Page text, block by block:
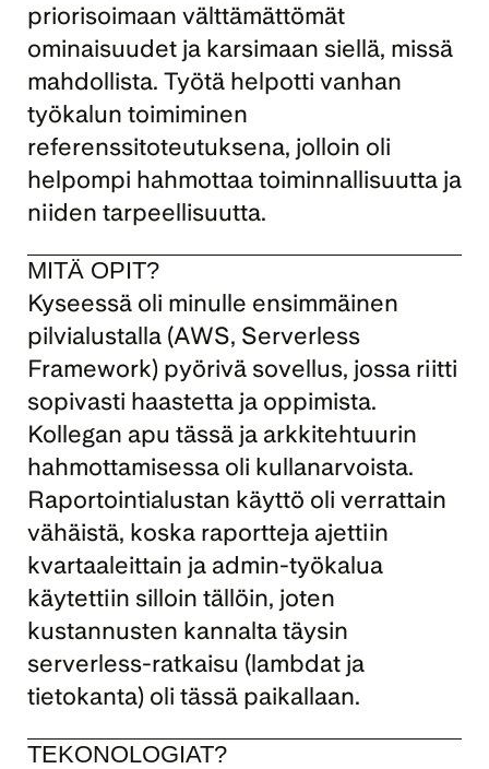
priorisoimaan välttämättömät
ominaisuudet ja karsimaan siellä, missä
mahdollista. Työtä helpotti vanhan
työkalun toimiminen
referenssitoteutuksena, jolloin oli
helpompi hahmottaa toiminnallisuutta ja
niiden tarpeellisuutta.
MITÄ OPIT?
Kyseessä oli minulle ensimmäinen
pilvialustalla (AWS, Serverless
Framework) pyörivä sovellus, jossa riitti
sopivasti haastetta ja oppimista.
Kollegan apu tässä ja arkkitehtuurin
hahmottamisessa oli kullanarvoista.
Raportointialustan käyttö oli verrattain
vähäistä, koska raportteja ajettiin
kvartaaleittain ja admin-työkalua
käytettiin silloin tällöin, joten
kustannusten kannalta täysin
serverless-ratkaisu (lambdat ja
tietokanta) oli tässä paikallaan.
TEKONOLOGIAT?